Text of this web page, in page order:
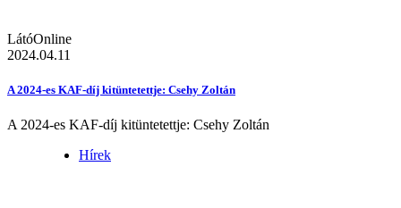
LátóOnline
2024.04.11
A 2024-es KAF-díj kitüntetettje: Csehy Zoltán
A 2024-es KAF-díj kitüntetettje: Csehy Zoltán
Hírek